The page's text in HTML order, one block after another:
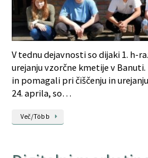
V tednu dejavnosti so dijaki 1. h-
urejanju vzorčne kmetije v
in pomagali pri čiščenju in
24. aprila, so…
Več/Több